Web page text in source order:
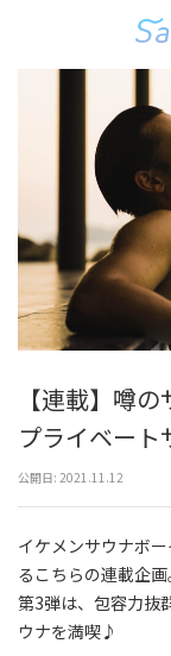
(Enter
【連載】噂
プライベート
公開日: 2021.11.12
イケメンサウナボ
るこちらの連載企画
第3弾は、包容力抜
ウナを満喫♪